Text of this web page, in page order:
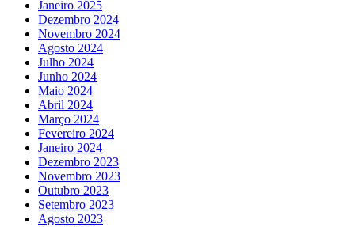
Janeiro 2025
Dezembro 2024
Novembro 2024
Agosto 2024
Julho 2024
Junho 2024
Maio 2024
Abril 2024
Março 2024
Fevereiro 2024
Janeiro 2024
Dezembro 2023
Novembro 2023
Outubro 2023
Setembro 2023
Agosto 2023